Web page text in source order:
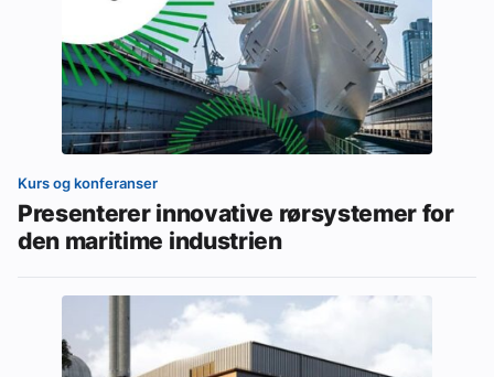
Kurs og konferanser
Presenterer innovative rørsystemer for
den maritime industrien